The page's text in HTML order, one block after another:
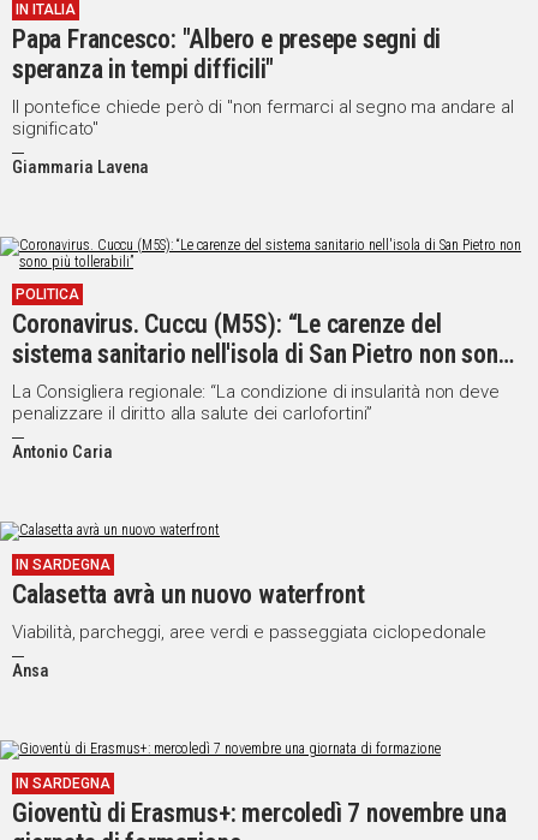
IN ITALIA
Papa Francesco: "Albero e presepe segni di
speranza in tempi difficili"
Il pontefice chiede però di "non fermarci al segno ma andare al
significato"
Giammaria Lavena
POLITICA
Coronavirus. Cuccu (M5S): “Le carenze del
sistema sanitario nell'isola di San Pietro non sono
più tollerabili”
La Consigliera regionale: “La condizione di insularità non deve
penalizzare il diritto alla salute dei carlofortini”
Antonio Caria
IN SARDEGNA
Calasetta avrà un nuovo waterfront
Viabilità, parcheggi, aree verdi e passeggiata ciclopedonale
Ansa
IN SARDEGNA
Gioventù di Erasmus+: mercoledì 7 novembre una